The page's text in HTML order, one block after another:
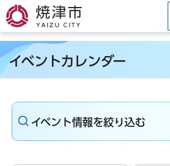
焼津市
イベントカレンダー
イベント情報を絞り込む